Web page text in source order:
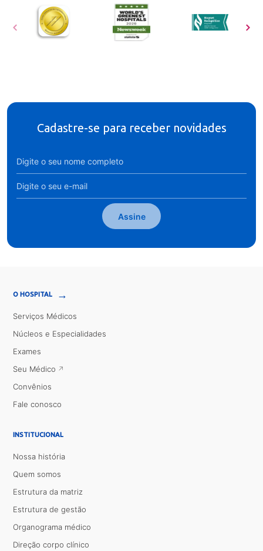
Cadastre-se para receber novidades
Assine
O HOSPITAL →
Serviços Médicos
Núcleos e Especialidades
Exames
Seu Médico
Convênios
Fale conosco
INSTITUCIONAL
Nossa história
Quem somos
Estrutura da matriz
Estrutura de gestão
Organograma médico
Direção corpo clínico